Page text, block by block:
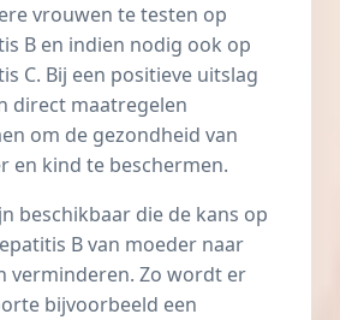
vrouwen te testen op
B en indien nodig ook op
C. Bij een positieve uitslag
direct maatregelen
om de gezondheid van
en kind te beschermen.
beschikbaar die de kans op
B van moeder naar
verminderen. Zo wordt er
bijvoorbeeld een